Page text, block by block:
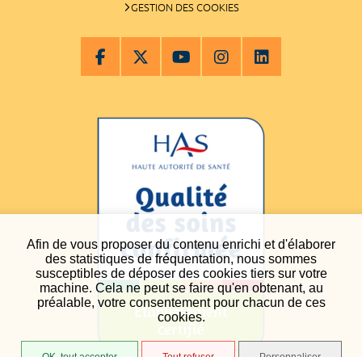
Afin de vous proposer du contenu enrichi et d'élaborer
des statistiques de fréquentation, nous sommes
susceptibles de déposer des cookies tiers sur votre
machine. Cela ne peut se faire qu'en obtenant, au
préalable, votre consentement pour chacun de ces
cookies.
GESTION DES COOKIES